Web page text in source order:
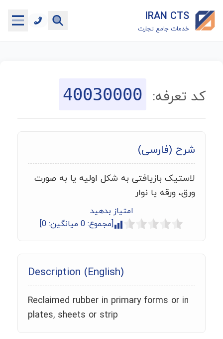
IRAN CTS
خدمات جامع تجارت
جستجوگر تعرفه گمرکی
ماشین حساب گمرکی
خدمات رایگان دیگر
کد تعرفه: 40030000
شرح (فارسی)
لاستیک بازیافتی به شکل اولیه یا به صورت
ورق، ورقه یا نوار
امتیاز بدهید
[مجموع: 0 میانگین: 0
]
Description (English)
Reclaimed rubber in primary forms or in
plates, sheets or strip